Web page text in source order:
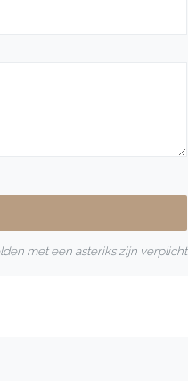
met een asteriks zijn verplicht